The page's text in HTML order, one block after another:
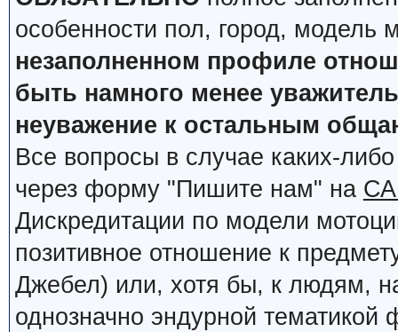
особенности пол, город, модель
незаполненном профиле
быть намного менее
неуважение к остальным
Все вопросы в случае каких-
через форму "Пишите нам" на
Дискредитации по модели
позитивное отношение к
Джебел) или, хотя бы, к людям,
однозначно эндурной тематикой